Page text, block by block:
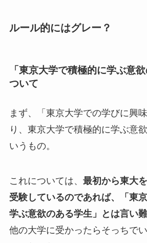
ルール的にはグレー？
「東京大学で積極的に学ぶ意
ついて
まず、「東京大学での学びに興
り、東京大学で積極的に学ぶ意
いうもの。
これについては、 最初から東大
受験しているのであれば、「東
学ぶ意欲のある学生」とは言い
他の大学に受かったらそっちで